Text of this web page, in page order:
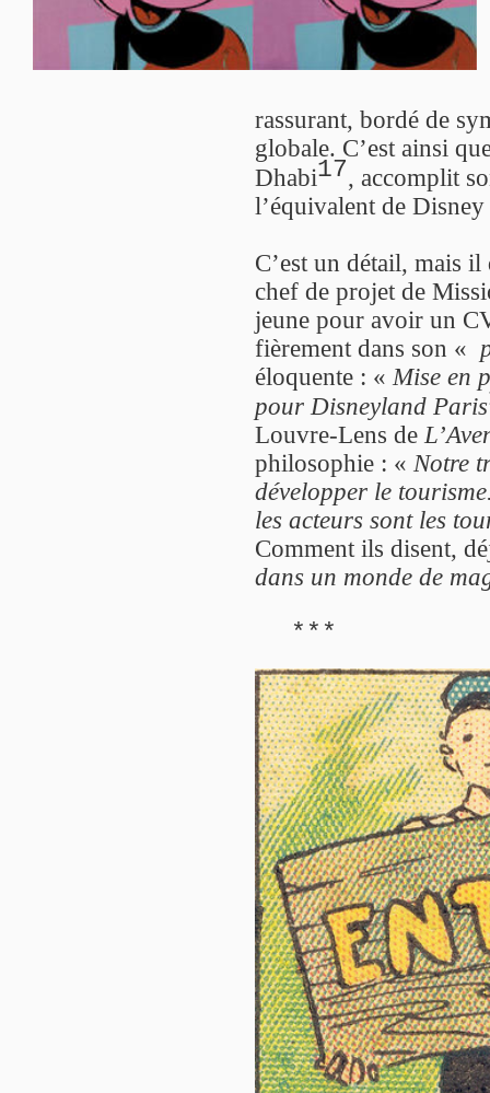
rassurant, bordé de
globale. C’est ainsi
Dhabi17, accomplit
l’équivalent de
C’est un détail, mais
chef de projet de
jeune pour avoir un
fièrement dans son «
éloquente : « Mise en
pour Disneyland Paris
Louvre-Lens de
philosophie : « Notre
développer le
les acteurs sont les
Comment ils disent,
dans un monde de
***